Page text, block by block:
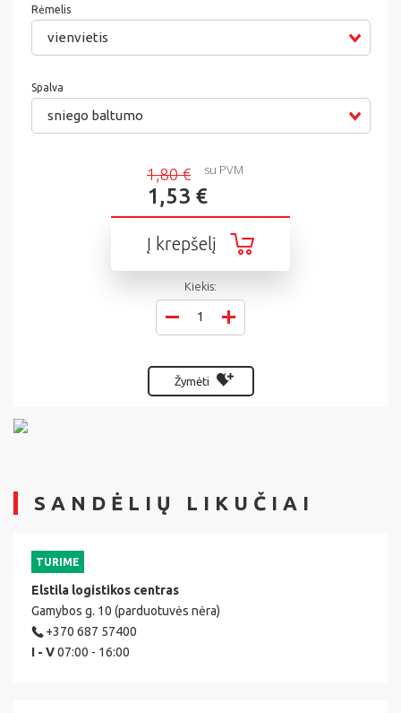
Rėmelis
vienvietis
Spalva
sniego baltumo
1,80 €
1,53 €
su PVM
Į krepšelį
Kiekis:
Žymėti
SANDĖLIŲ LIKUČIAI
TURIME
Elstila logistikos centras
Gamybos g. 10 (parduotuvės nėra)
+370 687 57400
I - V07:00 - 16:00